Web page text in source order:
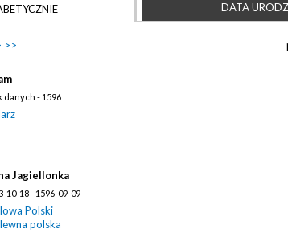
DATA
>>
danych - 1596
Jagiellonka
10-18 - 1596-09-09
Polski
polska